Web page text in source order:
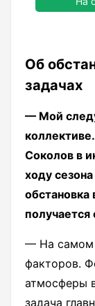
Об
задачах
— Мой
Соколов в
ходу
обстановка
получается
— На самом
факторов.
атмосферы
задача